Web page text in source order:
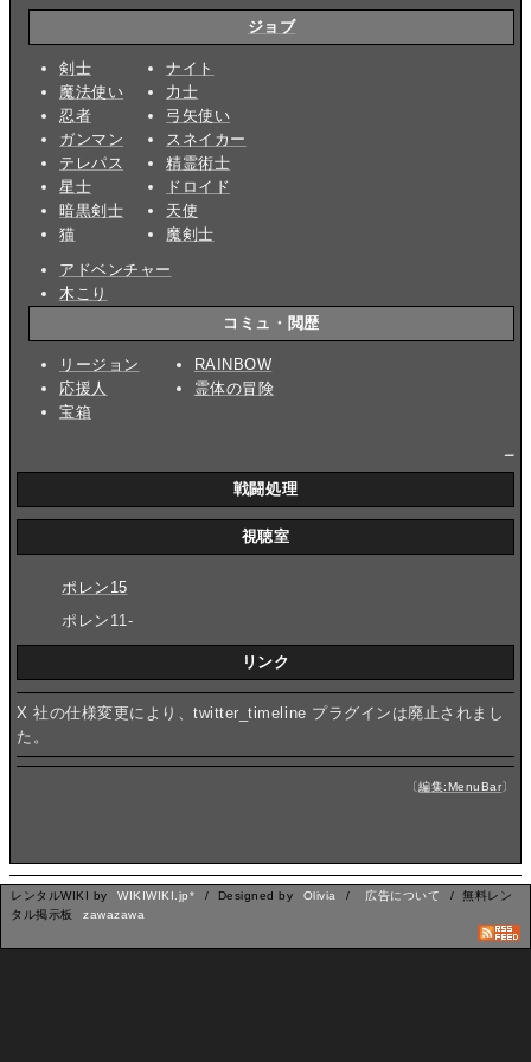
ジョブ
剣士
魔法使い
忍者
ガンマン
テレパス
星士
暗黒剣士
猫
ナイト
力士
弓矢使い
スネイカー
精霊術士
ドロイド
天使
魔剣士
アドベンチャー
木こり
コミュ・閲歴
リージョン
応援人
宝箱
RAINBOW
霊体の冒険
戦闘処理
視聴室
ポレン15
ポレン11-
リンク
X 社の仕様変更により、twitter_timeline プラグインは廃止されまし
た。
〔編集:MenuBar〕
レンタルWIKI by WIKIWIKI.jp* / Designed by Olivia / 広告について
/ 無料レン
タル掲示板
zawazawa